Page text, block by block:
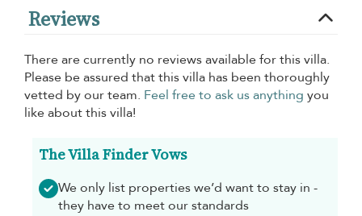
Reviews
There are currently no reviews available for this villa.
Please be assured that this villa has been thoroughly
vetted by our team. Feel free to ask us anything you
like about this villa!
The Villa Finder Vows
We only list properties we’d want to stay in -
they have to meet our standards